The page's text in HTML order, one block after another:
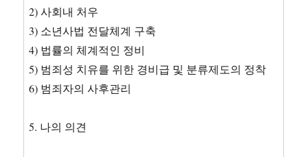
2) 사회내 처우
3) 소년사법 전달체계 구축
4) 법률의 체계적인 정비
5) 범죄성 치유를 위한 경비급 및 분류제도의 정착
6) 범죄자의 사후관리
5. 나의 의견